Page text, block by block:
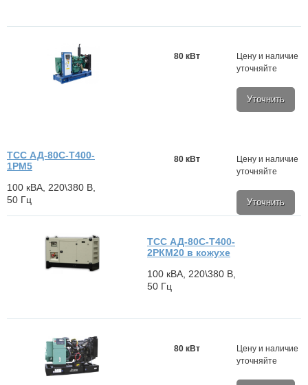
Цену и наличие
уточняйте
Уточнить
80 кВт
ТСС АД-80С-Т400-
1РМ5
100 кВА, 220\380 В,
50 Гц
Цену и наличие
уточняйте
Уточнить
80 кВт
ТСС АД-80С-Т400-
2РКМ20 в кожухе
100 кВА, 220\380 В,
50 Гц
Цену и наличие
уточняйте
80 кВт